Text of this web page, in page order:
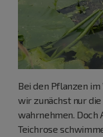
Bei den Pflanzen
wir zunächst nur
wahrnehmen. Doch
Teichrose